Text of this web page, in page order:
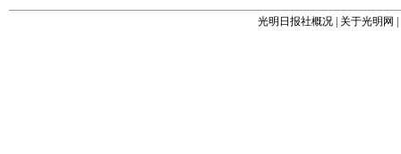
光明日报社概况 关于光明网